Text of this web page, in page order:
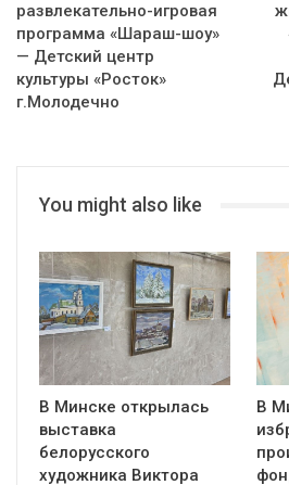
развлекательно-игровая
программа «Шараш-шоу»
— Детский центр
культуры «Росток»
г.Молодечно
You might also like
В Минске открылась
выставка
белорусского
художника Виктора
В